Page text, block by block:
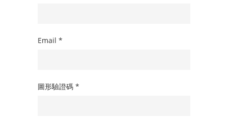
Email *
圖形驗證碼 *